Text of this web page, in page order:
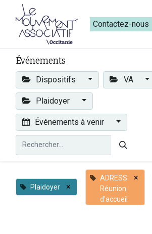
Contactez-nous​​
Événements
Dispositifs VA
Plaidoyer
Événements à venir
Plaidoyer ×
ADRESS
Réunion
d'accueil
×